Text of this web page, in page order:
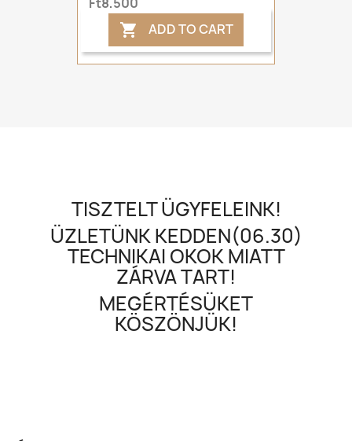
 ADD TO CART
TISZTELT ÜGYFELEINK!
ÜZLETÜNK KEDDEN(06.30)
TECHNIKAI OKOK MIATT
ZÁRVA TART!
MEGÉRTÉSÜKET
KÖSZÖNJÜK!